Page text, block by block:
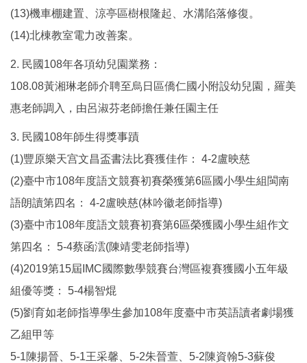
(13)機車棚建置、涼亭區樹根隆起、水溝陷落修復。
(14)北棟教室電力改善案。
2. 民國108年各項幼兒園業務：
108.08黃湘琳老師介聘至烏日區僑仁國小附設幼兒園，羅美
惠老師調入，由呂淑芬老師擔任兼任園主任
3. 民國108年師生得獎事蹟
(1)豐原樂天宫文昌盃書法比賽獲佳作： 4-2盧映慈
(2)臺中市108年度語文競賽初賽榮獲第6區國小學生組閩南
語朗讀第四名： 4-2盧映慈(林吟徽老師指導)
(3)臺中市108年度語文競賽初賽第6區榮獲國小學生組作文
第四名： 5-4蔡函澐(陳靖雯老師指導)
(4)2019第15屆IMC國際數學競賽台灣區複賽獲國小五年級
組優等獎： 5-4楊智焜
(5)劉育如老師指導學生參加108年度臺中市英語讀者劇場獲
乙組甲等
5-1陳揚晉、5-1王采馨、5-2朱晉萱、5-2陳資翰5-3蘇俊